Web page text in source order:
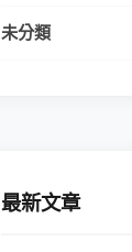
未分類
最新文章